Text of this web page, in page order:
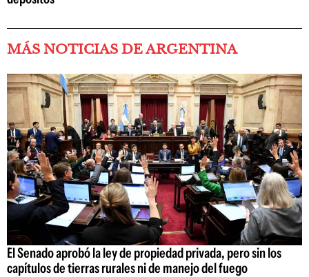
MÁS NOTICIAS DE ARGENTINA
El Senado aprobó la ley de propiedad privada, pero sin los
capítulos de tierras rurales ni de manejo del fuego